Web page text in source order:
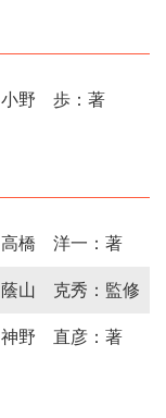
小野 歩：著
高橋 洋一：著
蔭山 克秀：監修
神野 直彦：著